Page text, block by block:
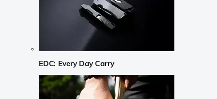
EDC: Every Day Carry